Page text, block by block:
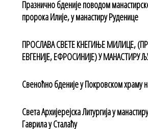
Празнично бденије поводом
пророка Илије, у манастиру Руденице
ПРОСЛАВА СВЕТЕ КНЕГИЊЕ МИЛИЦЕ,
ЕВГЕНИЈЕ, ЕФРОСИНИЈЕ) У МАНАСТИРУ
Свеноћно бденије у Покровском храму
Света Архијерејска Литургија у
Гаврила у Сталаћу